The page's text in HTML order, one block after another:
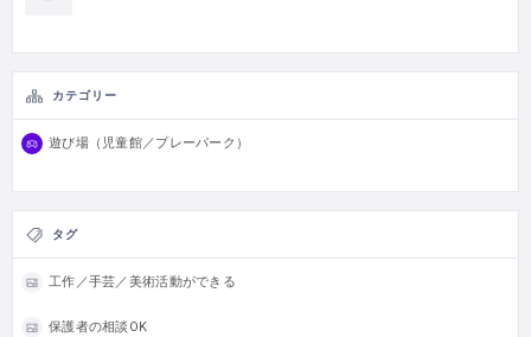
カテゴリー
遊び場（児童館／プレーパーク）
タグ
工作／手芸／美術活動ができる
保護者の相談OK